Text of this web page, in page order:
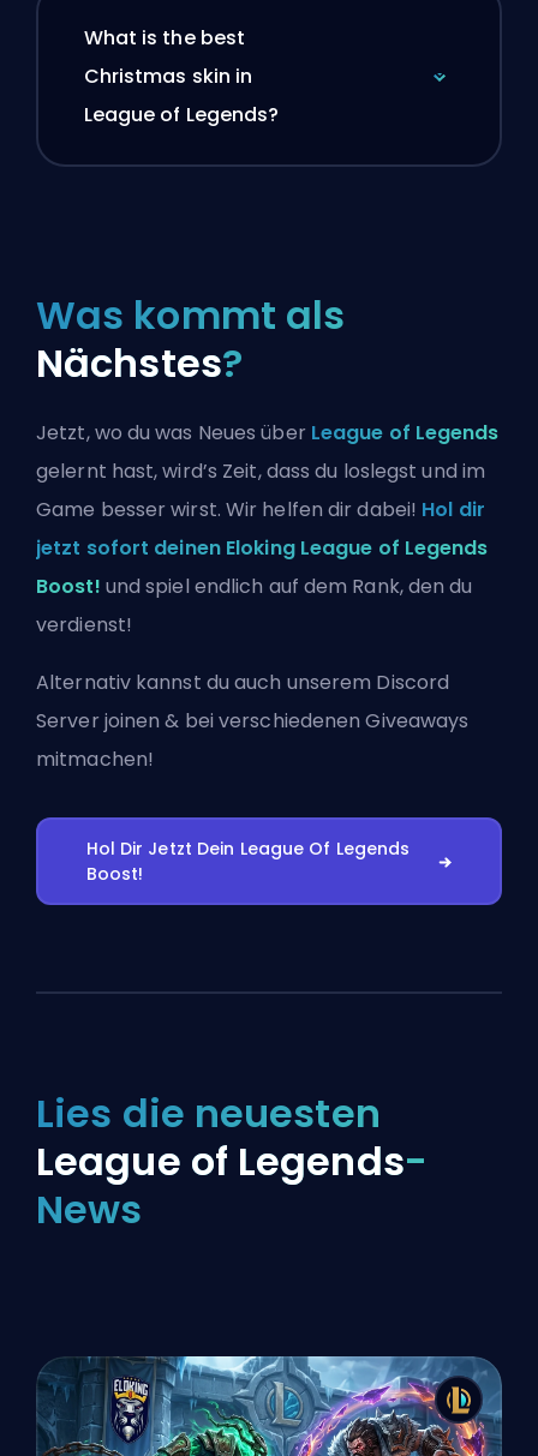
What is the best
Christmas skin in
League of Legends?
Was kommt als
Nächstes?
Jetzt, wo du was Neues über League of Legends
gelernt hast, wird’s Zeit, dass du loslegst und im
Game besser wirst. Wir helfen dir dabei! Hol dir
jetzt sofort deinen Eloking League of Legends
Boost! und spiel endlich auf dem Rank, den du
verdienst!
Alternativ kannst du auch unserem Discord
Server joinen & bei verschiedenen Giveaways
mitmachen!
Hol Dir Jetzt Dein League Of Legends
Boost!
Lies die neuesten
League of Legends-
News